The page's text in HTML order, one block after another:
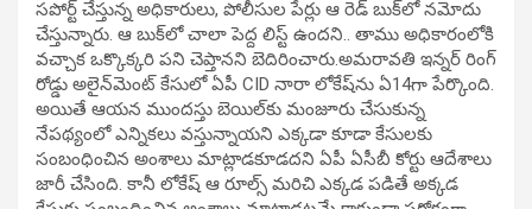
స‌పోర్ట్ చేస్తున్న అధికారులు, పోలీసుల పేర్లు ఆ రెడ్ బుక్‌లో నమోదు
చేస్తున్నారు. ఆ బుక్‌లో చాలా పెద్ద లిస్ట్ ఉంద‌ని.. తాము అధికారంలోకి
వ‌చ్చాక ఒక్కొక్కరి ప‌ని చెప్తాన‌ని బెదిరించారు.అమ‌రావ‌తి ఇన్నర్ రింగ్
రోడ్డు అలైన్‌మెంట్ కేసులో ఏపీ CID నారా లోకేష్‌ను ఏ14గా పేర్కొంది.
అయితే ఆయ‌న ముంద‌స్తు బెయిల్‌కు మంజూరు చేసుకున్న
నేప‌థ్యంలో ఎన్నిక‌లు వ‌స్తున్నాయ‌ని ఎక్కడా కూడా కేసుల‌కు
సంబంధించిన అంశాలు మాట్లాడ‌కూడ‌ద‌ని ఏపీ ఏసీబీ కోర్టు ఆదేశాలు
జారీ చేసింది. కానీ లోకేష్ ఆ రూల్స్ మ‌రిచి ఎక్కడ ప‌డితే అక్కడ